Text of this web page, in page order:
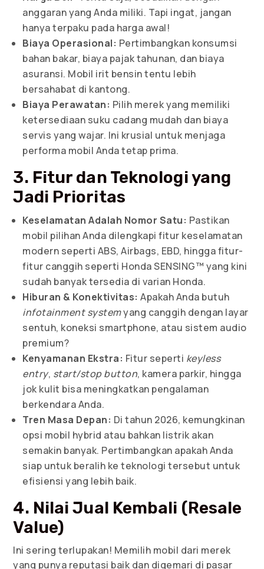
anggaran yang Anda miliki. Tapi ingat, jangan
hanya terpaku pada harga awal!
Biaya Operasional: Pertimbangkan konsumsi
bahan bakar, biaya pajak tahunan, dan biaya
asuransi. Mobil irit bensin tentu lebih
bersahabat di kantong.
Biaya Perawatan: Pilih merek yang memiliki
ketersediaan suku cadang mudah dan biaya
servis yang wajar. Ini krusial untuk menjaga
performa mobil Anda tetap prima.
3. Fitur dan Teknologi yang
Jadi Prioritas
Keselamatan Adalah Nomor Satu: Pastikan
mobil pilihan Anda dilengkapi fitur keselamatan
modern seperti ABS, Airbags, EBD, hingga fitur-
fitur canggih seperti Honda SENSING™ yang kini
sudah banyak tersedia di varian Honda.
Hiburan & Konektivitas: Apakah Anda butuh
infotainment systemyang canggih dengan layar
sentuh, koneksi smartphone, atau sistem audio
premium?
Kenyamanan Ekstra: Fitur seperti keyless
entry, start/stop button, kamera parkir, hingga
jok kulit bisa meningkatkan pengalaman
berkendara Anda.
Tren Masa Depan: Di tahun 2026, kemungkinan
opsi mobil hybrid atau bahkan listrik akan
semakin banyak. Pertimbangkan apakah Anda
siap untuk beralih ke teknologi tersebut untuk
efisiensi yang lebih baik.
4. Nilai Jual Kembali (Resale
Value)
Ini sering terlupakan! Memilih mobil dari merek
yang punya reputasi baik dan digemari di pasar